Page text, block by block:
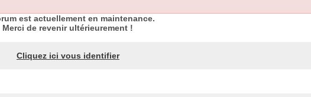
est actuellement en maintenance.
Merci de revenir ultérieurement !
Cliquez ici vous identifier